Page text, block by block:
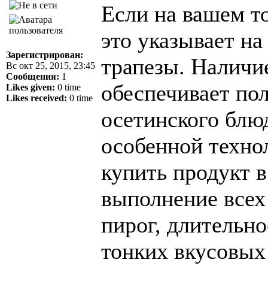
Зарегистрирован:
Вс окт 25, 2015, 23:45
Сообщения: 1
Likes given: 0 time
Likes received: 0 time
Если на вашем
это указывает
трапезы.
обеспечивает
осетинского
особенной
купить продукт
выполнение
пирог,
тонких